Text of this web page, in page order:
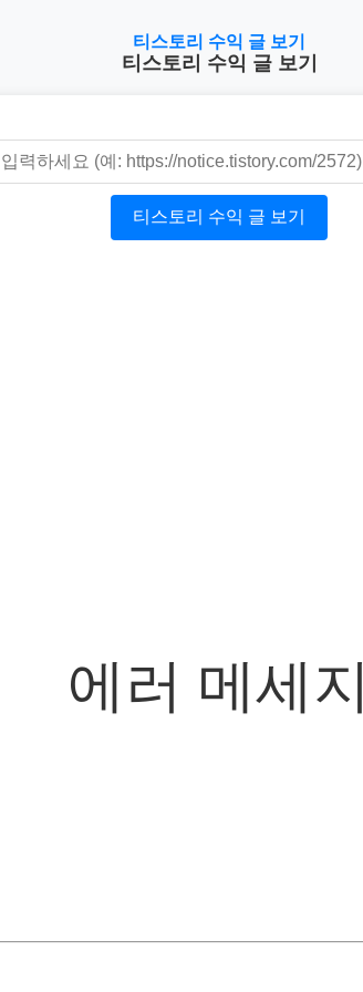
티스토리 수익 글 보기
티스토리 수익 글 보기
티스토리 수익 글 보기
에러 메세지